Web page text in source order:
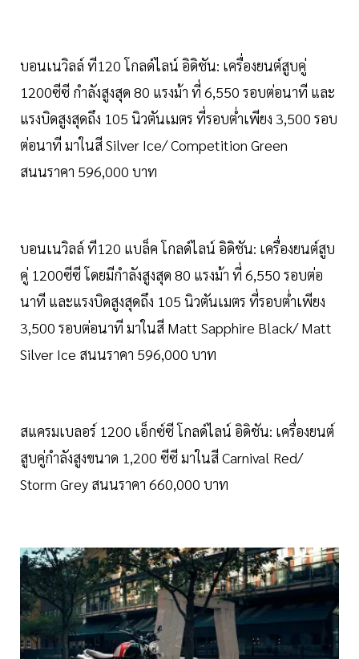
บอนเนวิลล์ ที120 โกลด์ไลน์ อิดิชัน: เครื่องยนต์สูบคู่
1200ซีซี กำลังสูงสุด 80 แรงม้า ที่ 6,550 รอบต่อนาที และ
แรงบิดสูงสุดถึง 105 นิวตันเมตร ที่รอบต่ำเพียง 3,500 รอบ
ต่อนาที มาในสี Silver Ice/ Competition Green
สนนราคา 596,000 บาท
บอนเนวิลล์ ที120 แบล็ค โกลด์ไลน์ อิดิชัน: เครื่องยนต์สูบ
คู่ 1200ซีซี โดยมีกำลังสูงสุด 80 แรงม้า ที่ 6,550 รอบต่อ
นาที และแรงบิดสูงสุดถึง 105 นิวตันเมตร ที่รอบต่ำเพียง
3,500 รอบต่อนาที มาในสี Matt Sapphire Black/ Matt
Silver Ice สนนราคา 596,000 บาท
สแครมเบลอร์ 1200 เอ็กซ์ซี โกลด์ไลน์ อิดิชัน: เครื่องยนต์
สูบคู่กำลังสูงขนาด 1,200 ซีซี มาในสี Carnival Red/
Storm Grey สนนราคา 660,000 บาท